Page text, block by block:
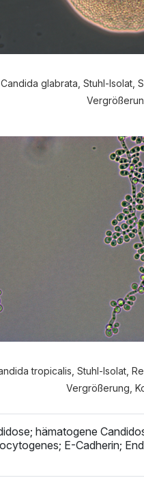
Candida glabrata, Stuhl-Isolat,
tropicalis, Stuhl-Isolat,
Vergrößerung,
hämatogene
E-Cadherin;
möchten